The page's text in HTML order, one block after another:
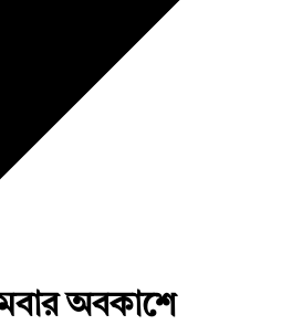
অবকাশে